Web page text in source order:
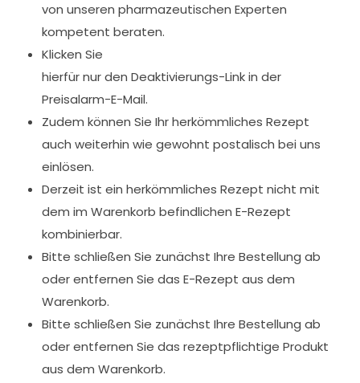
von unseren pharmazeutischen Experten
kompetent beraten.
Klicken Sie
hierfür nur den Deaktivierungs-Link in der
Preisalarm-E-Mail.
Zudem können Sie Ihr herkömmliches Rezept
auch weiterhin wie gewohnt postalisch bei uns
einlösen.
Derzeit ist ein herkömmliches Rezept nicht mit
dem im Warenkorb befindlichen E-Rezept
kombinierbar.
Bitte schließen Sie zunächst Ihre Bestellung ab
oder entfernen Sie das E-Rezept aus dem
Warenkorb.
Bitte schließen Sie zunächst Ihre Bestellung ab
oder entfernen Sie das rezeptpflichtige Produkt
aus dem Warenkorb.